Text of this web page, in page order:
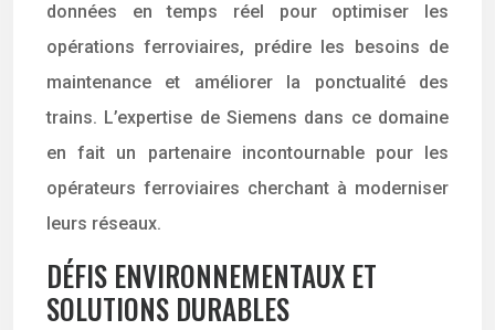
données en temps réel pour optimiser les
opérations ferroviaires, prédire les besoins de
maintenance et améliorer la ponctualité des
trains. L’expertise de Siemens dans ce domaine
en fait un partenaire incontournable pour les
opérateurs ferroviaires cherchant à moderniser
leurs réseaux.
DÉFIS ENVIRONNEMENTAUX ET
SOLUTIONS DURABLES